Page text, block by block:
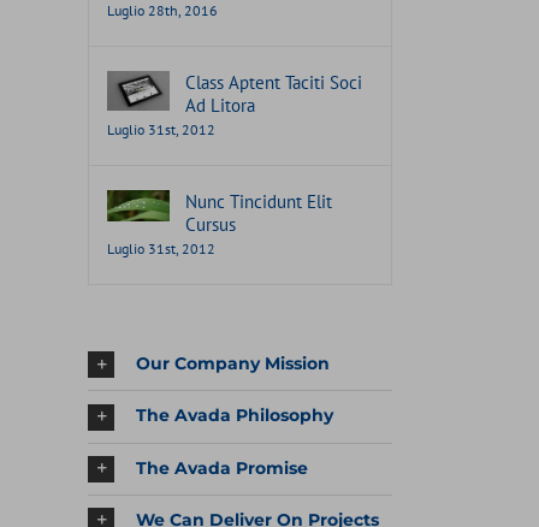
Luglio 28th, 2016
Class Aptent Taciti Soci
Ad Litora
Luglio 31st, 2012
Nunc Tincidunt Elit
Cursus
Luglio 31st, 2012
Our Company Mission
The Avada Philosophy
The Avada Promise
We Can Deliver On Projects